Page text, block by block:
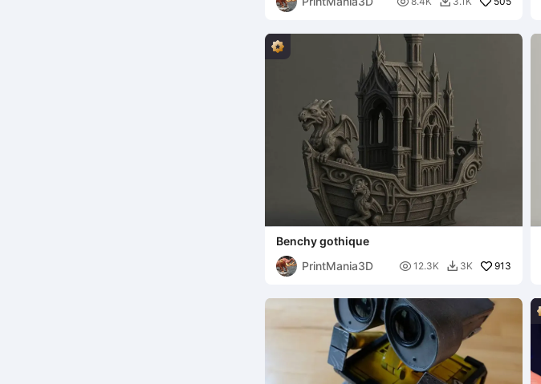
Benchy gothique
PrintMania3D
 12.3K  3K 913